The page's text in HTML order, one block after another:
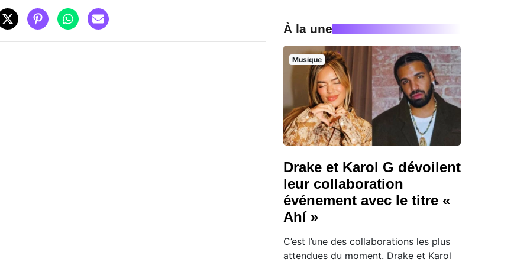
À la une
Musique
Drake et Karol G dévoilent
leur collaboration
événement avec le titre «
Ahí »
C’est l’une des collaborations les plus
attendues du moment. Drake et Karol